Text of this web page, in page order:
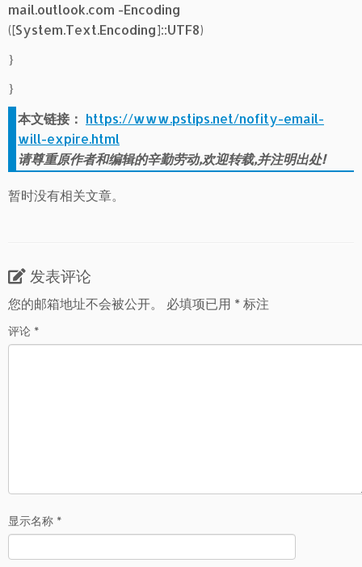
mail.outlook.com -Encoding
([System.Text.Encoding]::UTF8)
}
}
本文链接： https://www.pstips.net/nofity-email-
will-expire.html
请尊重原作者和编辑的辛勤劳动,欢迎转载,并注明出处!
暂时没有相关文章。
发表评论
您的邮箱地址不会被公开。
必填项已用 *标注
评论 *
显示名称 *